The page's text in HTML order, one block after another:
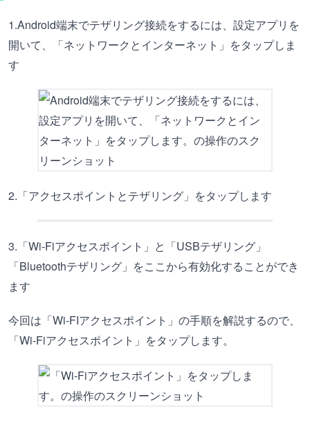
1.Android端末でテザリング接続をするには、設定アプリを
開いて、「ネットワークとインターネット」をタップしま
す
2.「アクセスポイントとテザリング」をタップします
3.「Wi-Fiアクセスポイント」と「USBテザリング」
「Bluetoothテザリング」をここから有効化することができ
ます
今回は「Wi-FIアクセスポイント」の手順を解説するので、
「Wi-Fiアクセスポイント」をタップします。